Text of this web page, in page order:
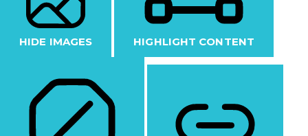
HIDE IMAGES HIGHLIGHT CONTENT